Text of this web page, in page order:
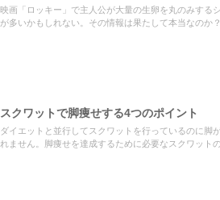
映画「ロッキー」で主人公が大量の生卵を丸のみする
が多いかもしれない。その情報は果たして本当なのか
スクワットで脚痩せする4つのポイント
ダイエットと並行してスクワットを行っているのに脚
れません。脚痩せを達成するために必要なスクワット